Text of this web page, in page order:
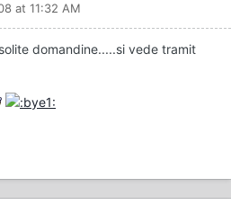
at 11:32 AM
domandine.....si vede tramit